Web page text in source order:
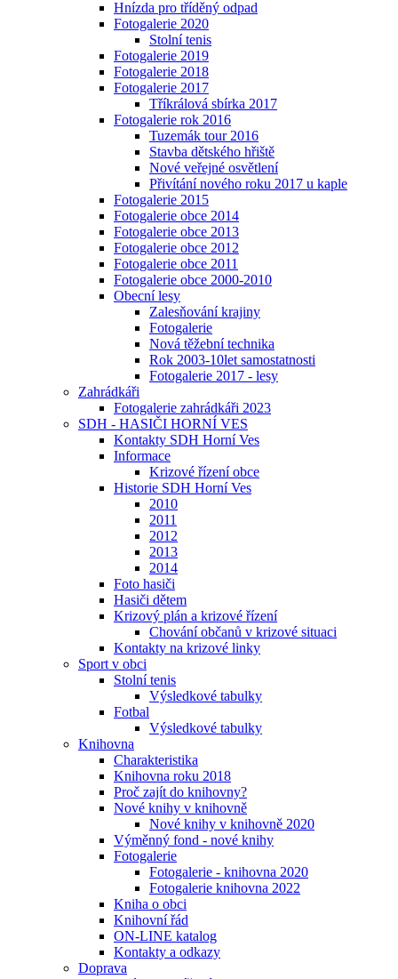
Hnízda pro tříděný odpad
Fotogalerie 2020
Stolní tenis
Fotogalerie 2019
Fotogalerie 2018
Fotogalerie 2017
Tříkrálová sbírka 2017
Fotogalerie rok 2016
Tuzemák tour 2016
Stavba dětského hřiště
Nové veřejné osvětlení
Přivítání nového roku 2017 u kaple
Fotogalerie 2015
Fotogalerie obce 2014
Fotogalerie obce 2013
Fotogalerie obce 2012
Fotogalerie obce 2011
Fotogalerie obce 2000-2010
Obecní lesy
Zalesňování krajiny
Fotogalerie
Nová těžební technika
Rok 2003-10let samostatnosti
Fotogalerie 2017 - lesy
Zahrádkáři
Fotogalerie zahrádkáři 2023
SDH - HASIČI HORNÍ VES
Kontakty SDH Horní Ves
Informace
Krizové řízení obce
Historie SDH Horní Ves
2010
2011
2012
2013
2014
Foto hasiči
Hasiči dětem
Krizový plán a krizové řízení
Chování občanů v krizové situaci
Kontakty na krizové linky
Sport v obci
Stolní tenis
Výsledkové tabulky
Fotbal
Výsledkové tabulky
Knihovna
Charakteristika
Knihovna roku 2018
Proč zajít do knihovny?
Nové knihy v knihovně
Nové knihy v knihovně 2020
Výměnný fond - nové knihy
Fotogalerie
Fotogalerie - knihovna 2020
Fotogalerie knihovna 2022
Kniha o obci
Knihovní řád
ON-LINE katalog
Kontakty a odkazy
Doprava